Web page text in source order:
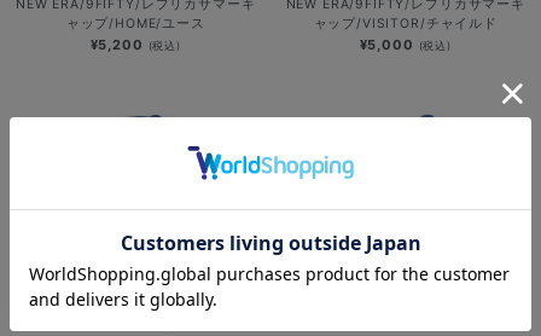
NEW ERA/9FIFTY/レプリカサマーキ
ャップ/HOME/ユース
¥5,200 (税込)
NEW ERA/9FIFTY/レプリカサマーキ
ャップ/VISITOR/チャイルド
¥5,000 (税込)